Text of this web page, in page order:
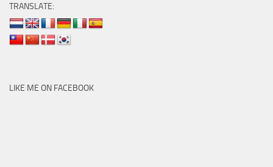
TRANSLATE:
LIKE ME ON FACEBOOK